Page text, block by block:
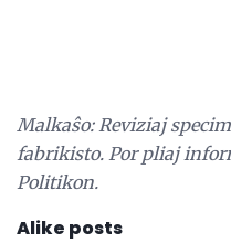
Malkaŝo: Reviziaj
fabrikisto. Por pliaj
Politikon.
Alike posts